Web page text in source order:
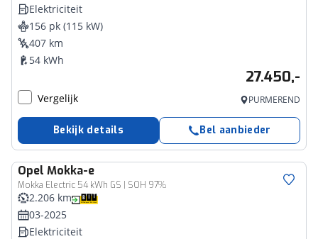
Elektriciteit
156 pk (115 kW)
407 km
54 kWh
27.450,-
Vergelijk PURMEREND
Bekijk details Bel aanbieder
Opel Mokka-e
Mokka Electric 54 kWh GS | SOH 97%
2.206 km
03-2025
Elektriciteit